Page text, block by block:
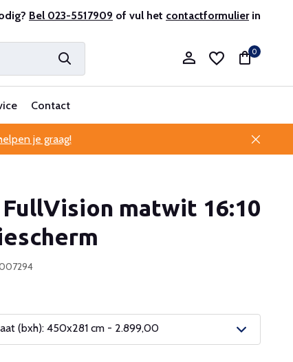
Bel 023-5517909 of vul het contactformulierin
Account aanmaken
0
Contact
je graag!
matwit 16:10
(bxh): 450x281 cm - 2.899,00